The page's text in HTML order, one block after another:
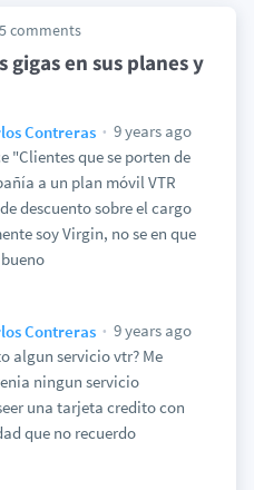
comments
gigas en sus planes y
Contreras
9 years ago
"Clientes que se porten de
a un plan móvil VTR
descuento sobre el cargo
soy Virgin, no se en que
Contreras
9 years ago
algun servicio vtr? Me
ningun servicio
una tarjeta credito con
que no recuerdo